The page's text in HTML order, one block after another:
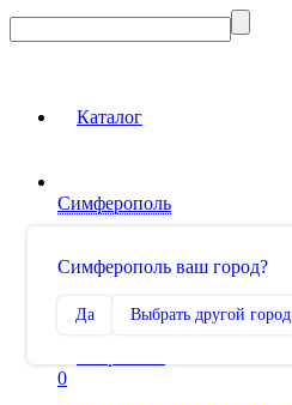
Каталог
Симферополь
Симферополь ваш город?
Да Выбрать другой город
Сравнение
0